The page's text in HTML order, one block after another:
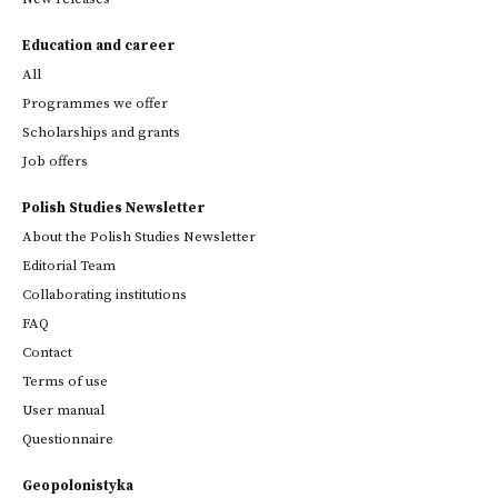
Education and career
All
Programmes we offer
Scholarships and grants
Job offers
Polish Studies Newsletter
About the Polish Studies Newsletter
Editorial Team
Collaborating institutions
FAQ
Contact
Terms of use
User manual
Questionnaire
Geopolonistyka